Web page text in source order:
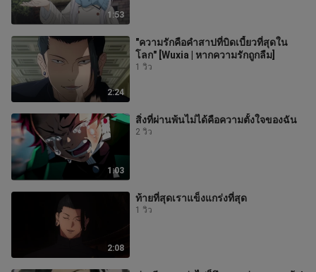
1:53
2:24
"ความรักคือคำสาปที่บิดเบี้ยวที่สุดใน
โลก" [Wuxia | หากความรักถูกลืม]
1 วิว
1:03
สิ่งที่ผ่านพ้นไม่ได้คือความตั้งใจของฉัน
2 วิว
2:08
ท้ายที่สุดเราแข็งแกร่งที่สุด
1 วิว